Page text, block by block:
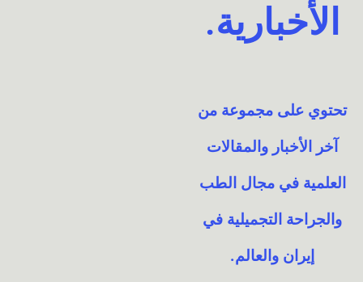
الأخبارية.
تحتوي على مجموعة من
آخر الأخبار والمقالات
العلمية في مجال الطب
والجراحة التجميلية في
إيران والعالم.​